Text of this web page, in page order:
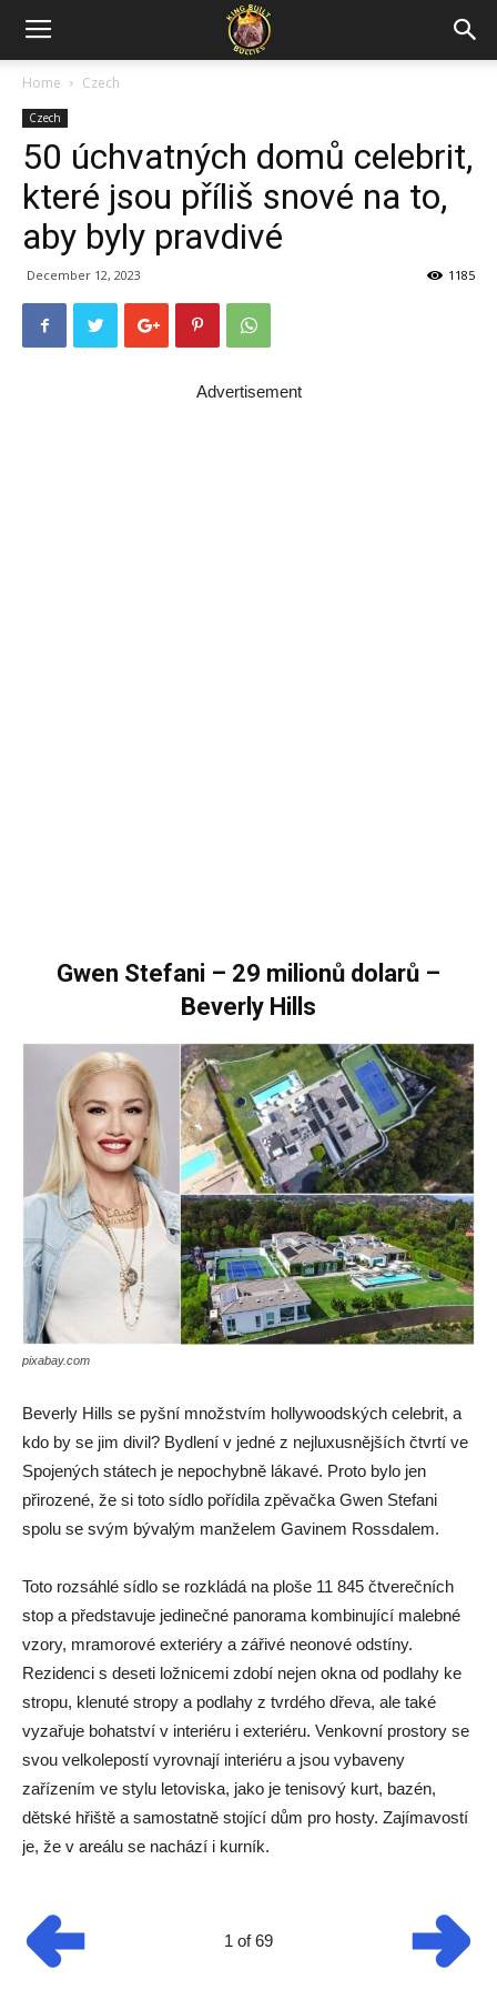
Home Czech
Czech
50 úchvatných domů celebrit,
které jsou příliš snové na to,
aby byly pravdivé
December 12, 2023 1185
Advertisement
Gwen Stefani – 29 milionů dolarů –
Beverly Hills
pixabay.com
Beverly Hills se pyšní množstvím hollywoodských celebrit, a
kdo by se jim divil? Bydlení v jedné z nejluxusnějších čtvrtí ve
Spojených státech je nepochybně lákavé. Proto bylo jen
přirozené, že si toto sídlo pořídila zpěvačka Gwen Stefani
spolu se svým bývalým manželem Gavinem Rossdalem.
Toto rozsáhlé sídlo se rozkládá na ploše 11 845 čtverečních
stop a představuje jedinečné panorama kombinující malebné
vzory, mramorové exteriéry a zářivé neonové odstíny.
Rezidenci s deseti ložnicemi zdobí nejen okna od podlahy ke
stropu, klenuté stropy a podlahy z tvrdého dřeva, ale také
vyzařuje bohatství v interiéru i exteriéru. Venkovní prostory se
svou velkolepostí vyrovnají interiéru a jsou vybaveny
zařízením ve stylu letoviska, jako je tenisový kurt, bazén,
dětské hřiště a samostatně stojící dům pro hosty. Zajímavostí
je, že v areálu se nachází i kurník.
1 of 69